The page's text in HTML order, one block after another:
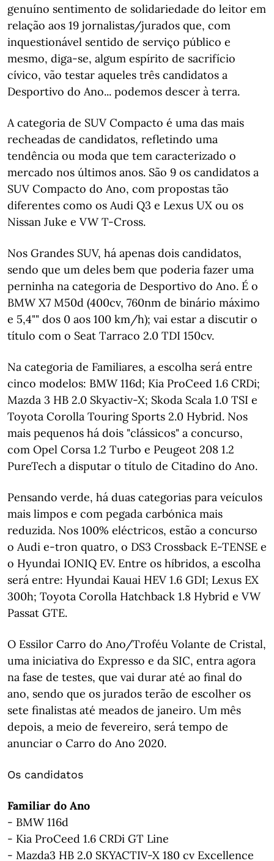
genuíno sentimento de solidariedade do leitor em
relação aos 19 jornalistas/jurados que, com
inquestionável sentido de serviço público e
mesmo, diga-se, algum espírito de sacrifício
cívico, vão testar aqueles três candidatos a
Desportivo do Ano... podemos descer à terra.
A categoria de SUV Compacto é uma das mais
recheadas de candidatos, refletindo uma
tendência ou moda que tem caracterizado o
mercado nos últimos anos. São 9 os candidatos a
SUV Compacto do Ano, com propostas tão
diferentes como os Audi Q3 e Lexus UX ou os
Nissan Juke e VW T-Cross.
Nos Grandes SUV, há apenas dois candidatos,
sendo que um deles bem que poderia fazer uma
perninha na categoria de Desportivo do Ano. É o
BMW X7 M50d (400cv, 760nm de binário máximo
e 5,4"" dos 0 aos 100 km/h); vai estar a discutir o
título com o Seat Tarraco 2.0 TDI 150cv.
Na categoria de Familiares, a escolha será entre
cinco modelos: BMW 116d; Kia ProCeed 1.6 CRDi;
Mazda 3 HB 2.0 Skyactiv-X; Skoda Scala 1.0 TSI e
Toyota Corolla Touring Sports 2.0 Hybrid. Nos
mais pequenos há dois "clássicos" a concurso,
com Opel Corsa 1.2 Turbo e Peugeot 208 1.2
PureTech a disputar o título de Citadino do Ano.
Pensando verde, há duas categorias para veículos
mais limpos e com pegada carbónica mais
reduzida. Nos 100% eléctricos, estão a concurso
o Audi e-tron quatro, o DS3 Crossback E-TENSE e
o Hyundai IONIQ EV. Entre os híbridos, a escolha
será entre: Hyundai Kauai HEV 1.6 GDI; Lexus EX
300h; Toyota Corolla Hatchback 1.8 Hybrid e VW
Passat GTE.
O Essilor Carro do Ano/Troféu Volante de Cristal,
uma iniciativa do Expresso e da SIC, entra agora
na fase de testes, que vai durar até ao final do
ano, sendo que os jurados terão de escolher os
sete finalistas até meados de janeiro. Um mês
depois, a meio de fevereiro, será tempo de
anunciar o Carro do Ano 2020.
Os candidatos
Familiar do Ano
- BMW 116d
- Kia ProCeed 1.6 CRDi GT Line
- Mazda3 HB 2.0 SKYACTIV-X 180 cv Excellence